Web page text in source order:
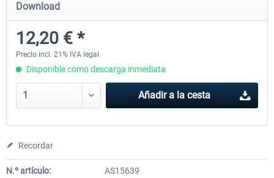
Download
12,20 € *
Precio incl. 21% IVA legal
Disponible como descarga inmediata
Añadir a la cesta
Recordar
N.º artículo:
AS15639